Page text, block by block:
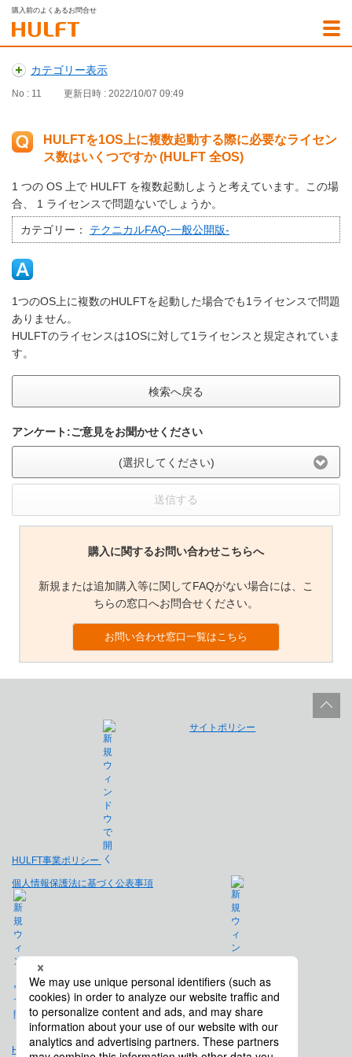
購入前のよくあるお問合せ
カテゴリー表示
No : 11 更新日時 : 2022/10/07 09:49
HULFTを1OS上に複数起動する際に必要なライセン
ス数はいくつですか (HULFT 全OS)
1 つの OS 上で HULFT を複数起動しようと考えています。この場
合、 1 ライセンスで問題ないでしょうか。
カテゴリー： テクニカルFAQ-一般公開版-
1つのOS上に複数のHULFTを起動した場合でも1ライセンスで問題
ありません。
HULFTのライセンスは1OSに対して1ライセンスと規定されていま
す。
検索へ戻る
アンケート:ご意見をお聞かせください
(選択してください)
送信する
購入に関するお問い合わせこちらへ
新規または追加購入等に関してFAQがない場合には、こ
ちらの窓口へお問合せください。
お問い合わせ窓口一覧はこちら
HULFT事業ポリシー
サイトポリシー
個人情報保護法に基づく公表事項
免責事項
Hulft.com